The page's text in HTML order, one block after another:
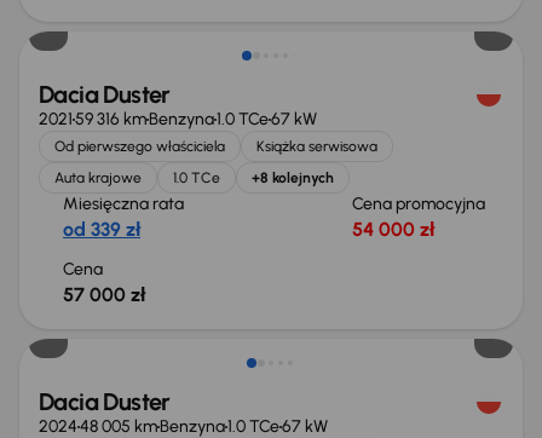
Dacia Duster
202159 316 kmBenzyna1.0 TCe67 kW
Od pierwszego właściciela
Książka serwisowa
Auta krajowe
1.0 TCe +8 kolejnych
Miesięczna rata
od 339 zł
Cena promocyjna
54 000 zł
Cena
57 000 zł
Dacia Duster
202448 005 kmBenzyna1.0 TCe67 kW